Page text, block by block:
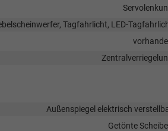
Tagfahrlicht, LED-
Außenspiegel elektrisch
Getönte